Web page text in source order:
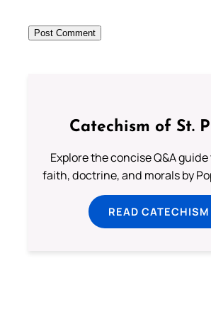
Catechism of St.
Explore the concise Q&A
faith, doctrine, and morals by
READ CATECHISM